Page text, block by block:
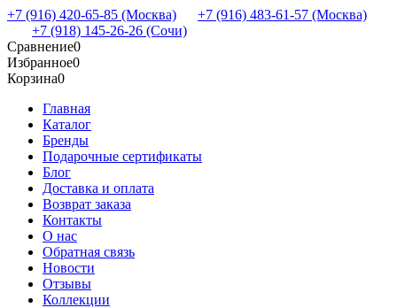
+7 (916) 420-65-85 (Москва)
+7 (916) 483-61-57 (Москва)
+7 (918) 145-26-26 (Сочи)
Сравнение0
Избранное0
Корзина0
Главная
Каталог
Бренды
Подарочные сертификаты
Блог
Доставка и оплата
Возврат заказа
Контакты
О нас
Обратная связь
Новости
Отзывы
Коллекции